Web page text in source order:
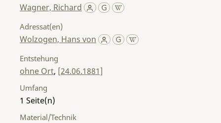
Wagner, Richard
Adressat(en)
Wolzogen, Hans von
Entstehung
ohne Ort, [24.06.1881]
Umfang
1
Material/Technik